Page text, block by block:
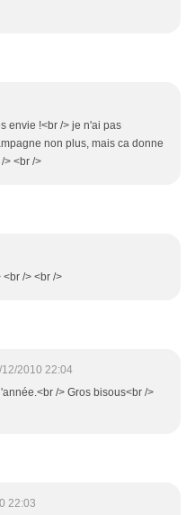
envie !<br /> je n'ai pas
non plus, mais ca donne
> <br />
/> <br />
2010 22:04
/> Gros bisous<br />
22:03